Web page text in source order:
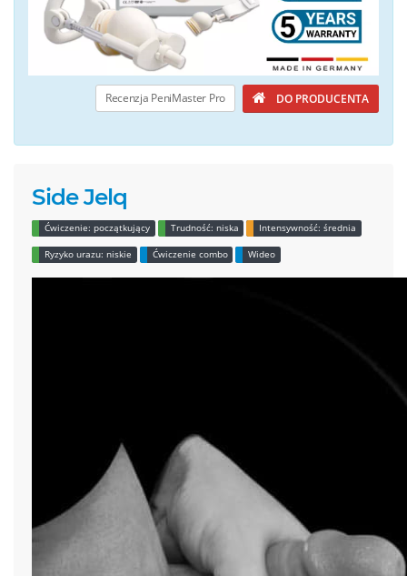
Recenzja PeniMaster Pro DO PRODUCENTA
Side Jelq
Ćwiczenie: początkujący Trudność: niska Intensywność: średnia
Ryzyko urazu: niskie Ćwiczenie combo Wideo